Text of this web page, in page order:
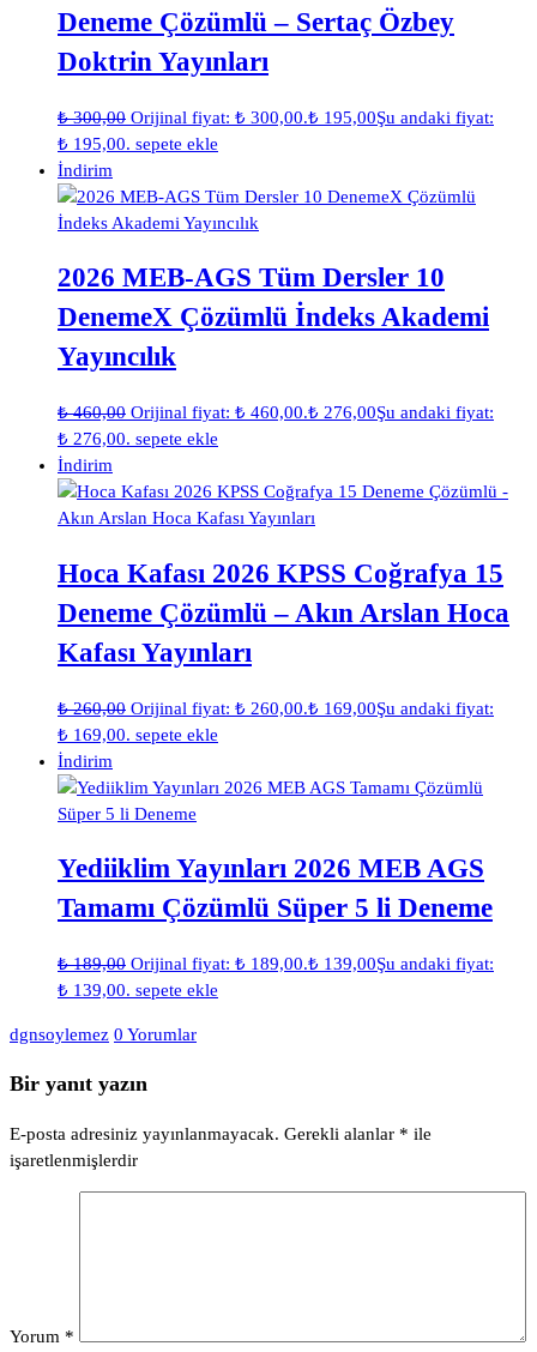
Deneme Çözümlü – Sertaç Özbey
Doktrin Yayınları
₺300,00 Orijinal fiyat: ₺ 300,00.₺ 195,00Şu andaki fiyat:
₺ 195,00. sepete ekle
İndirim
2026 MEB-AGS Tüm Dersler 10
DenemeX Çözümlü İndeks Akademi
Yayıncılık
₺460,00 Orijinal fiyat: ₺ 460,00.₺ 276,00Şu andaki fiyat:
₺ 276,00. sepete ekle
İndirim
Hoca Kafası 2026 KPSS Coğrafya 15
Deneme Çözümlü – Akın Arslan Hoca
Kafası Yayınları
₺260,00 Orijinal fiyat: ₺ 260,00.₺ 169,00Şu andaki fiyat:
₺ 169,00. sepete ekle
İndirim
Yediiklim Yayınları 2026 MEB AGS
Tamamı Çözümlü Süper 5 li Deneme
₺189,00 Orijinal fiyat: ₺ 189,00.₺ 139,00Şu andaki fiyat:
₺ 139,00. sepete ekle
dgnsoylemez 0 Yorumlar
Bir yanıt yazın
E-posta adresiniz yayınlanmayacak. Gerekli alanlar * ile
işaretlenmişlerdir
Yorum *